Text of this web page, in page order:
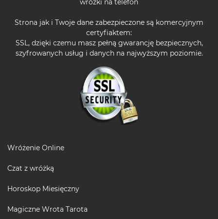
wróżki na telefon
Strona jak i Twoje dane zabezpieczone są komercyjnym
certyfiaktem:
SSL, dzięki czemu masz pełną gwarancję bezpiecznych,
szyfrowanych usług i danych na najwyższym poziomie.
Wróżenie Online
Czat z wróżką
Horoskop Miesięczny
Magiczne Wrota Tarota